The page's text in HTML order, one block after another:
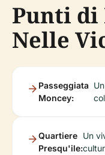
Punti di
Nelle
Passeggiata
Moncey:
Quartiere
Presqu'ile:
Un